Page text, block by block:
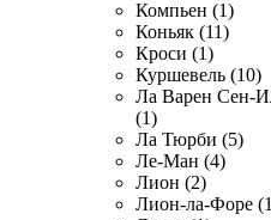
Компьен (1)
Коньяк (11)
Кроси (1)
Куршевель (10)
Ла Варен Сен-
(1)
Ла Тюрби (5)
Ле-Ман (4)
Лион (2)
Лион-ла-Форе